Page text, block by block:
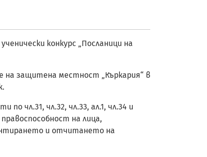
конкурс „Посланици на
на защитена местност „Къркария“ в
чл.31, чл.32, чл.33, ал.1, чл.34 и
на лица,
и отчитането на